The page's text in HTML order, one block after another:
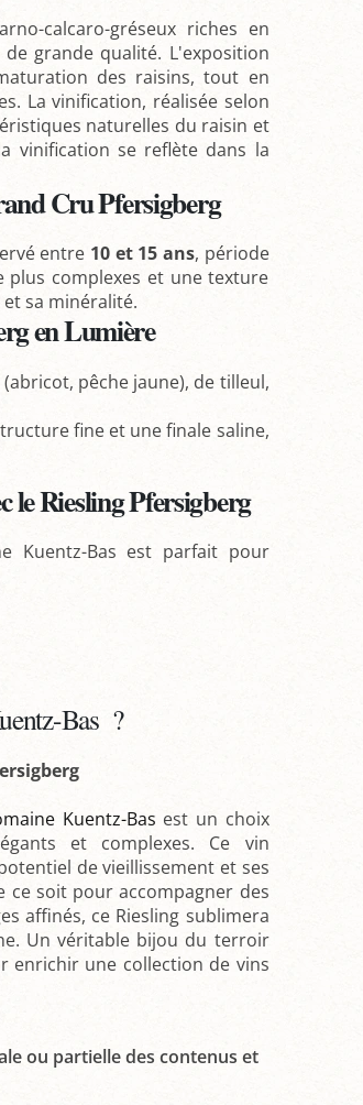
calcaro-gréseux riches en
de grande qualité. L'exposition
des raisins, tout en
La vinification, réalisée selon
naturelles du raisin et
vinification se reflète dans la
Cru Pfersigberg
entre 10 et 15 ans, période
plus complexes et une texture
sa minéralité.
en Lumière
pêche jaune), de tilleul,
fine et une finale saline,
le Riesling Pfersigberg
Kuentz-Bas est parfait pour
Bas ?
Kuentz-Bas est un choix
et complexes. Ce vin
de vieillissement et ses
ce soit pour accompagner des
affinés, ce Riesling sublimera
Un véritable bijou du terroir
enrichir une collection de vins
ou partielle des contenus et